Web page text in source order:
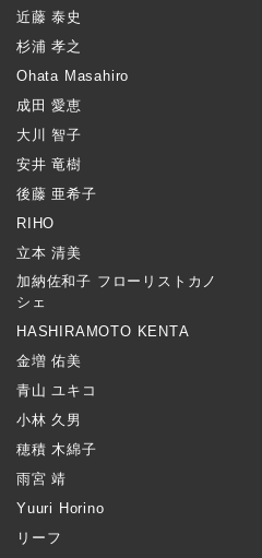
近藤 泰史
杉浦 孝之
Ohata Masahiro
成田 愛恵
大川 智子
安井 竜樹
後藤 亜希子
RIHO
立本 清美
加納佐和子 フローリストカノ
シェ
HASHIRAMOTO KENTA
金増 佑美
青山 ユキコ
小林 久男
穂積 木綿子
雨宮 靖
Yuuri Horino
リーフ